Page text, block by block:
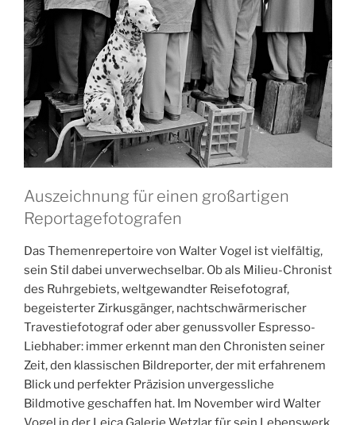
Auszeichnung für einen großartigen
Reportagefotografen
Das Themenrepertoire von Walter Vogel ist vielfältig,
sein Stil dabei unverwechselbar. Ob als Milieu-Chronist
des Ruhrgebiets, weltgewandter Reisefotograf,
begeisterter Zirkusgänger, nachtschwärmerischer
Travestiefotograf oder aber genussvoller Espresso-
Liebhaber: immer erkennt man den Chronisten seiner
Zeit, den klassischen Bildreporter, der mit erfahrenem
Blick und perfekter Präzision unvergessliche
Bildmotive geschaffen hat. Im November wird Walter